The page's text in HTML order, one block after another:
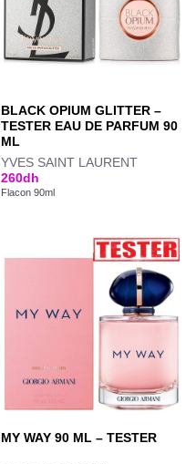
BLACK OPIUM GLITTER –
TESTER EAU DE PARFUM 90
ML
YVES SAINT LAURENT
260dh
Flacon 90ml
MY WAY 90 ML – TESTER